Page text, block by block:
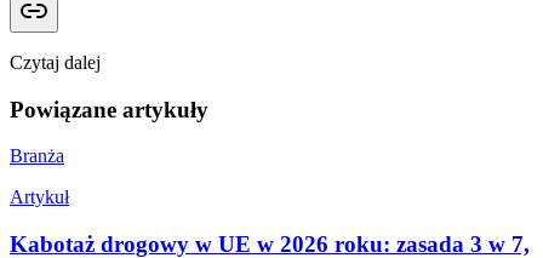
Czytaj dalej
Powiązane artykuły
Branża
Artykuł
Kabotaż drogowy w UE w 2026 roku: zasada 3 w 7,